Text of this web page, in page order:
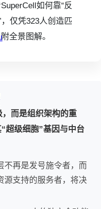
如何靠“反
，仅凭323人创造匹
全景图解。
而是组织架构的重
超级细胞”基因与中台
不再是发号施令者，而
源支持的服务者，将决